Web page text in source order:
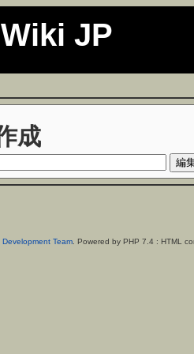
JP
成
Development Team. Powered by PHP 7.4 : HTML